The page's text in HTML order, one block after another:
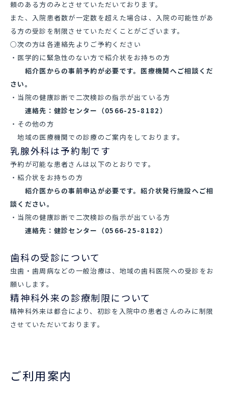
頼のある方のみとさせていただいております。
また、入院患者数が一定数を超えた場合は、入院の可能性があ
る方の受診を制限させていただくことがございます。
○次の方は各連絡先よりご予約ください
・医学的に緊急性のない方で紹介状をお持ちの方
紹介医からの事前予約が必要です。医療機関へご相談くだ
さい。
・当院の健康診断で二次検診の指示が出ている方
連絡先：健診センター（0566-25-8182）
・その他の方
地域の医療機関での診療のご案内をしております。
乳腺外科は予約制です
予約が可能な患者さんは以下のとおりです。
・紹介状をお持ちの方
紹介医からの事前申込が必要です。紹介状発行施設へご相
談ください。
・当院の健康診断で二次検診の指示が出ている方
連絡先：健診センター（0566-25-8182）
歯科の受診について
虫歯・歯周病などの一般治療は、地域の歯科医院への受診をお
願いします。
精神科外来の診療制限について
精神科外来は都合により、初診を入院中の患者さんのみに制限
させていただいております。
ご利用案内